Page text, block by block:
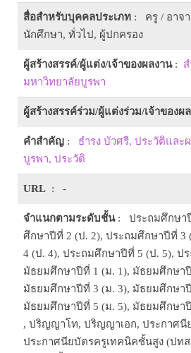
สื่อสำหรับบุคคลประเภท : ครู / อาจา
นักศึกษา, ทั่วไป, ผู้ปกครอง
ผู้สร้างสรรค์/ผู้แต่ง/เจ้าของผลงาน:
มหาวิทยาลัยบูรพา
ผู้สร้างสรรค์ร่วม/ผู้แต่งร่วม/เจ้าของผ
คำสำคัญ : ธำรง บัวศรี, ประวัติและ
บูรพา, ประวัติ
URL : -
จำแนกตามระดับชั้น: ประถมศึกษาปี
ศึกษาปีที่ 2 (ป. 2), ประถมศึกษาปีที่ 3
4 (ป. 4), ประถมศึกษาปีที่ 5 (ป. 5), ป
มัธยมศึกษาปีที่ 1 (ม. 1), มัธยมศึกษา
มัธยมศึกษาปีที่ 3 (ม. 3), มัธยมศึกษา
มัธยมศึกษาปีที่ 5 (ม. 5), มัธยมศึกษา
, ปริญญาโท, ปริญญาเอก, ประกาศนี
ประกาศนียบัตรครูเทคนิคชั้นสูง (ปท